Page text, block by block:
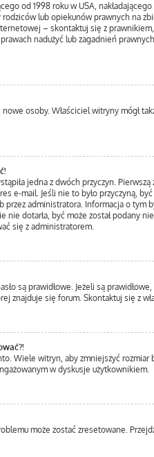
od 1998 roku w USA,
lub opiekunów prawnych na
– skontaktuj się z
nadużyć lub zagadnień
osoby. Właściciel witryny mógł
jedna z dwóch przyczyn.
e-mail. Jeśli nie to było przyczyną,
administratora. Informacja o tym
dotarła, być może został podany
się z administratorem.
są prawidłowe. Jeżeli są
znajduje się forum. Skontaktuj się z
Wiele witryn, aby zmniejszyć
w dyskusje użytkownikiem.
może zostać zresetowane.